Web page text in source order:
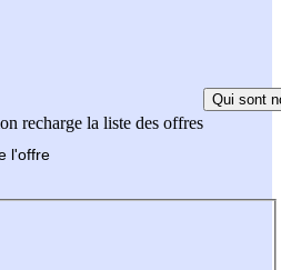
recharge la liste des offres
Qui sont
l'offre